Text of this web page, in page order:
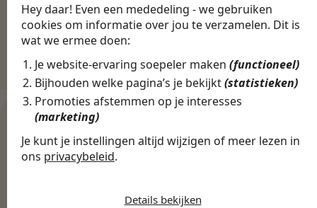
Hey daar! Even een mededeling - we gebruiken
cookies om informatie over jou te verzamelen. Dit is
wat we ermee doen:
Je website-ervaring soepeler maken(functioneel)
Bijhouden welke pagina’s je bekijkt(statistieken)
Promoties afstemmen op je interesses
(marketing)
Je kunt je instellingen altijd wijzigen of meer lezen in
ons privacybeleid.
Details bekijken
WERKGEVERS
werkgevers